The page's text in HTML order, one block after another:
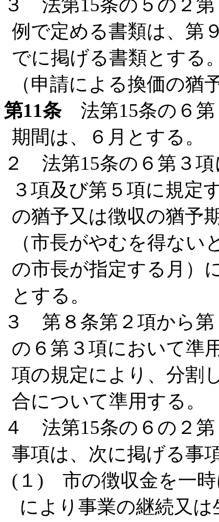
３ 法第15条の５の２
例で定める書類は、第
でに掲げる書類とする
（申請による換価の猶
第11条法第15条の６第
期間は、６月とする。
２ 法第15条の６第３
３項及び第５項に規定
の猶予又は徴収の猶予
（市長がやむを得な
の市長が指定する月）
とする。
３ 第８条第２項から第
の６第３項において準
項の規定により、分割
合について準用する。
４ 法第15条の６の２
事項は、次に掲げる事
(１) 市の徴収金を一時
により事業の継続又